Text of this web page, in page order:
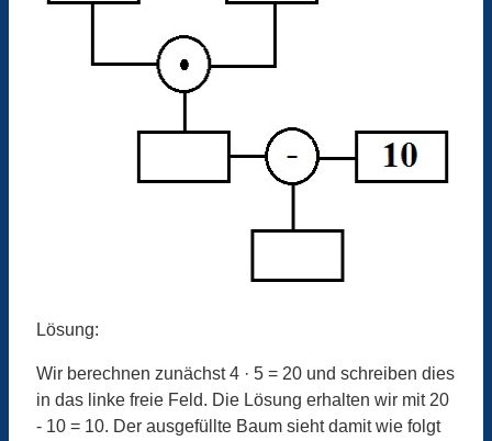
Lösung:
Wir berechnen zunächst 4 · 5 = 20 und schreiben dies
in das linke freie Feld. Die Lösung erhalten wir mit 20
- 10 = 10. Der ausgefüllte Baum sieht damit wie folgt